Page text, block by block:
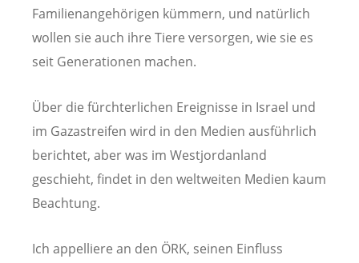
Familienangehörigen kümmern, und natürlich
wollen sie auch ihre Tiere versorgen, wie sie es
seit Generationen machen.
Über die fürchterlichen Ereignisse in Israel und
im Gazastreifen wird in den Medien ausführlich
berichtet, aber was im Westjordanland
geschieht, findet in den weltweiten Medien kaum
Beachtung.
Ich appelliere an den ÖRK, seinen Einfluss